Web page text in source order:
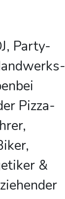
Party-
Pizza-
&